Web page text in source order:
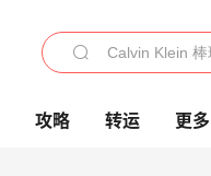
攻略 转运 更多